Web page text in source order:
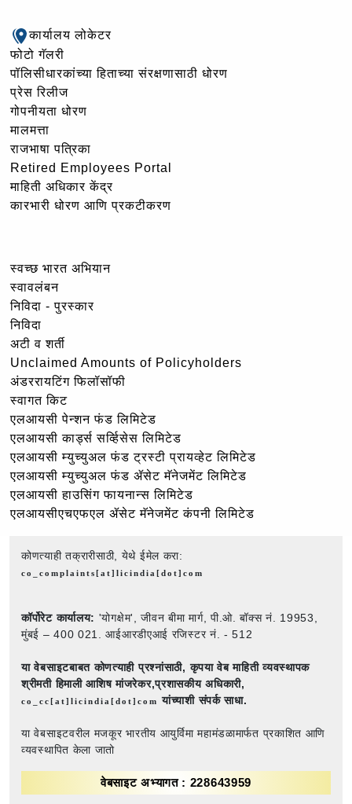
कार्यालय लोकेटर
फोटो गॅलरी
पॉलिसीधारकांच्या हिताच्या संरक्षणासाठी धोरण
प्रेस रिलीज
गोपनीयता धोरण
मालमत्ता
राजभाषा पत्रिका
Retired Employees Portal
माहिती अधिकार केंद्र
कारभारी धोरण आणि प्रकटीकरण
स्वच्छ भारत अभियान
स्वावलंबन
निविदा - पुरस्कार
निविदा
अटी व शर्ती
Unclaimed Amounts of Policyholders
अंडररायटिंग फिलॉसॉफी
स्वागत किट
एलआयसी पेन्शन फंड लिमिटेड
एलआयसी कार्ड्स सर्व्हिसेस लिमिटेड
एलआयसी म्युच्युअल फंड ट्रस्टी प्रायव्हेट लिमिटेड
एलआयसी म्युच्युअल फंड ॲसेट मॅनेजमेंट लिमिटेड
एलआयसी हाउसिंग फायनान्स लिमिटेड
एलआयसीएचएफएल ॲसेट मॅनेजमेंट कंपनी लिमिटेड
कोणत्याही तक्रारीसाठी, येथे ईमेल करा:
co_complaints[at]licindia[dot]com
कॉर्पोरेट कार्यालय: 'योगक्षेम', जीवन बीमा मार्ग, पी.ओ. बॉक्स नं. 19953,
मुंबई – 400 021. आईआरडीएआई रजिस्टर नं. - 512
या वेबसाइटबाबत कोणत्याही प्रश्नांसाठी, कृपया वेब माहिती व्यवस्थापक
श्रीमती हिमाली आशिष मांजरेकर,प्रशासकीय अधिकारी,
co_cc[at]licindia[dot]comयांच्याशी संपर्क साधा.
या वेबसाइटवरील मजकूर भारतीय आयुर्विमा महामंडळामार्फत प्रकाशित आणि
व्यवस्थापित केला जातो
वेबसाइट अभ्यागत : 228643959